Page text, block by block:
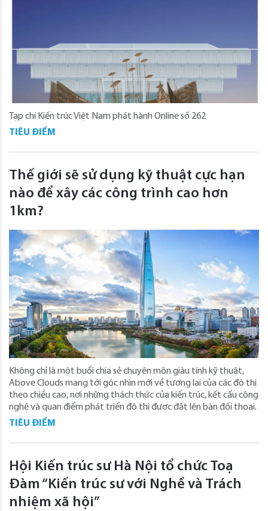
Tạp chí Kiến trúc Việt Nam phát hành Online số 262
TIÊU ĐIỂM
Thế giới sẽ sử dụng kỹ thuật cực hạn
nào để xây các công trình cao hơn
1km?
Không chỉ là một buổi chia sẻ chuyên môn giàu tính kỹ thuật,
Above Clouds mang tới góc nhìn mới về tương lai của các đô thị
theo chiều cao, nơi những thách thức của kiến trúc, kết cấu công
nghệ và quan điểm phát triển đô thị được đặt lên bàn đối thoại.
TIÊU ĐIỂM
Hội Kiến trúc sư Hà Nội tổ chức Toạ
Đàm “Kiến trúc sư với Nghề và Trách
nhiệm xã hội”